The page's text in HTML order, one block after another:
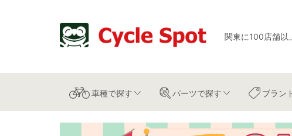
関東に100店舗以
車種で探す パーツで探す ブラン